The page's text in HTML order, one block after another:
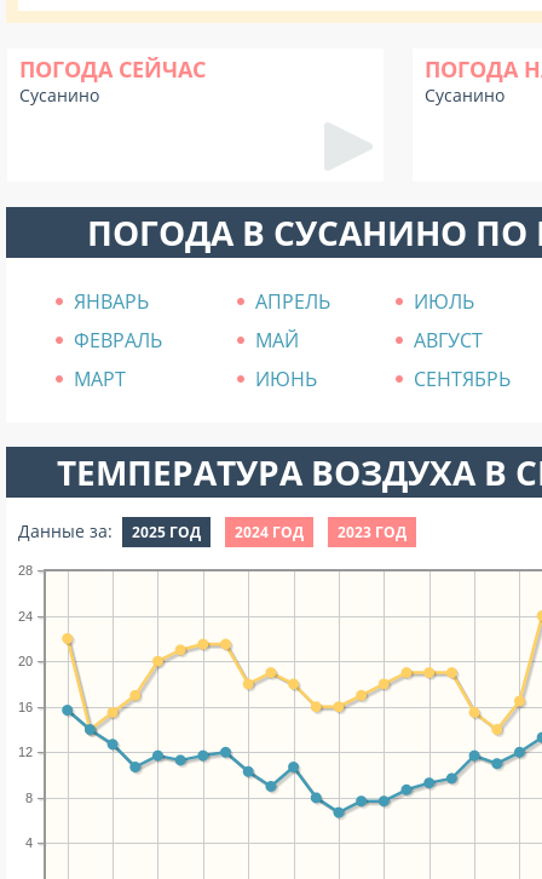
ПОГОДА СЕЙЧАС
Сусанино
ПОГОДА
Сусанино
ПОГОДА В СУСАНИНО
ЯНВАРЬ АПРЕЛЬ
ИЮЛЬ
ФЕВРАЛЬ
МАЙ
АВГУСТ
МАРТ
ИЮНЬ СЕНТЯБРЬ
ТЕМПЕРАТУРА ВОЗДУХА В
Данные за: 2025 ГОД 2024 ГОД 2023 ГОД
4
8
12
16
20
24
28